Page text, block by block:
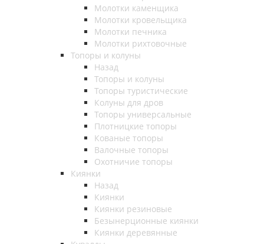
Молотки каменщика
Молотки кровельщика
Молотки печника
Молотки рихтовочные
Топоры и колуны
Назад
Топоры и колуны
Топоры туристические
Колуны для дров
Топоры универсальные
Плотницкие топоры
Кованые топоры
Валочные топоры
Охотничие топоры
Киянки
Назад
Киянки
Киянки резиновые
Безынерционные киянки
Киянки деревянные